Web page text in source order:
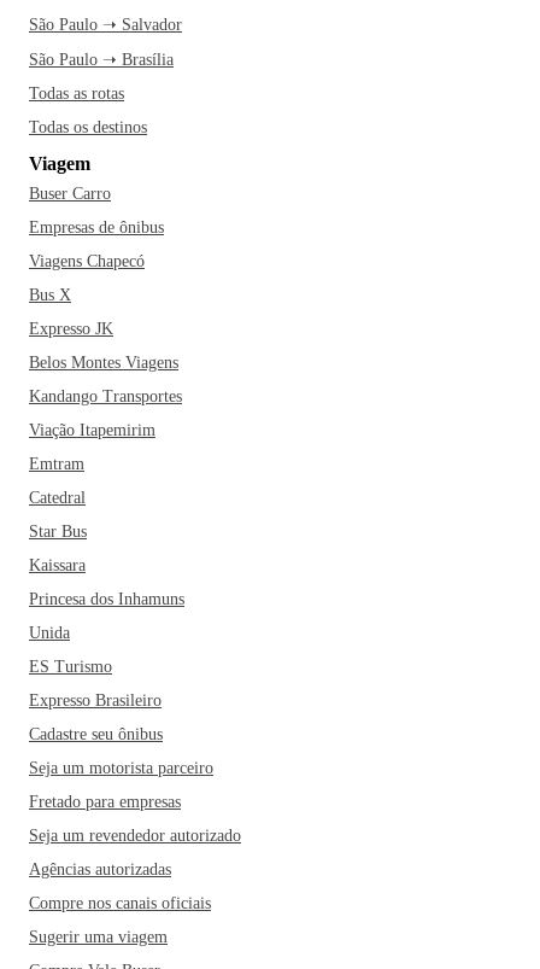
São Paulo ➝ Salvador
São Paulo ➝ Brasília
Todas as rotas
Todas os destinos
Viagem
Buser Carro
Empresas de ônibus
Viagens Chapecó
Bus X
Expresso JK
Belos Montes Viagens
Kandango Transportes
Viação Itapemirim
Emtram
Catedral
Star Bus
Kaissara
Princesa dos Inhamuns
Unida
ES Turismo
Expresso Brasileiro
Cadastre seu ônibus
Seja um motorista parceiro
Fretado para empresas
Seja um revendedor autorizado
Agências autorizadas
Compre nos canais oficiais
Sugerir uma viagem